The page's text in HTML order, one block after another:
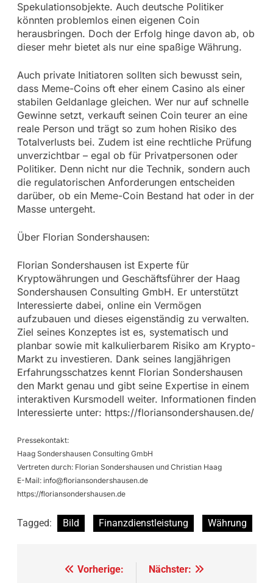
Spekulationsobjekte. Auch deutsche Politiker
könnten problemlos einen eigenen Coin
herausbringen. Doch der Erfolg hinge davon ab, ob
dieser mehr bietet als nur eine spaßige Währung.
Auch private Initiatoren sollten sich bewusst sein,
dass Meme-Coins oft eher einem Casino als einer
stabilen Geldanlage gleichen. Wer nur auf schnelle
Gewinne setzt, verkauft seinen Coin teurer an eine
reale Person und trägt so zum hohen Risiko des
Totalverlusts bei. Zudem ist eine rechtliche Prüfung
unverzichtbar – egal ob für Privatpersonen oder
Politiker. Denn nicht nur die Technik, sondern auch
die regulatorischen Anforderungen entscheiden
darüber, ob ein Meme-Coin Bestand hat oder in der
Masse untergeht.
Über Florian Sondershausen:
Florian Sondershausen ist Experte für
Kryptowährungen und Geschäftsführer der Haag
Sondershausen Consulting GmbH. Er unterstützt
Interessierte dabei, online ein Vermögen
aufzubauen und dieses eigenständig zu verwalten.
Ziel seines Konzeptes ist es, systematisch und
planbar sowie mit kalkulierbarem Risiko am Krypto-
Markt zu investieren. Dank seines langjährigen
Erfahrungsschatzes kennt Florian Sondershausen
den Markt genau und gibt seine Expertise in einem
interaktiven Kursmodell weiter. Informationen finden
Interessierte unter: https://floriansondershausen.de/
Pressekontakt:
Haag Sondershausen Consulting GmbH
Vertreten durch: Florian Sondershausen und Christian Haag
E-Mail: info@floriansondershausen.de
https://floriansondershausen.de
Tagged: Bild Finanzdienstleistung Währung
Beitragsnavigation
Vorherige:
Nächster: